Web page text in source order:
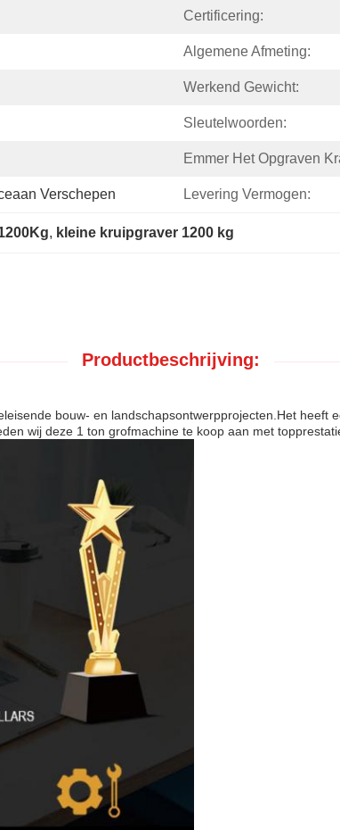
Certificering:
Algemene Afmeting:
Werkend Gewicht:
Sleutelwoorden:
Emmer Het Opgraven
Verschepen Levering Vermogen:
, kleine kruipgraver 1200 kg
Productbeschrijving:
bouw- en landschapsontwerpprojecten.Het
wij deze 1 ton grofmachine te koop aan met